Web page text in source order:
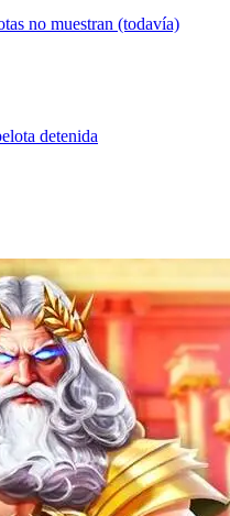
no muestran (todavía)
detenida